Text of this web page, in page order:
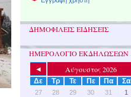
ΔΗΜΟΦΙΛΕΙΣ ΕΙΔΗΣΕΙΣ
ΗΜΕΡΟΛΟΓΙΟ ΕΚΔΗΛΩΣΕΩΝ
◄ Αύγουστος 2026
Δε
Τρ Τε Πε Πα Σα
27 28 29 30 31 1